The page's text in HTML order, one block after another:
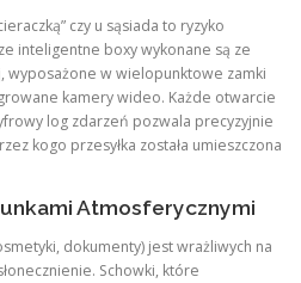
czy u sąsiada to ryzyko
inteligentne boxy wykonane są ze
wyposażone w wielopunktowe zamki
kamery wideo. Każde otwarcie
log zdarzeń pozwala precyzyjnie
kogo przesyłka została umieszczona
Atmosferycznymi
dokumenty) jest wrażliwych na
Schowki, które